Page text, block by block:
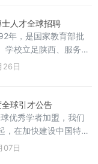
“创业争先”良好氛
年12月26日召开第
人才全球招聘
年，是国家教育部批
学校立足陕西、服务中
带一路”，建设特色鲜
性、高水平民办大
设有5个专业学院、3
学院，以及5个书院。
了文学、艺术、教育、
农学等多学科协调发
26日
球引才公告
优秀学者加盟，我们
，在加快建设中国特色
续写学校新的辉煌！
07日